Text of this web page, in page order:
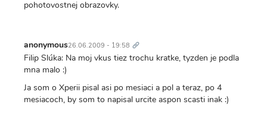
pohotovostnej obrazovky.
anonymous26.06.2009 - 19:58 odkaz
Filip Slúka: Na moj vkus tiez trochu kratke, tyzden je podla
mna malo :)
Ja som o Xperii pisal asi po mesiaci a pol a teraz, po 4
mesiacoch, by som to napisal urcite aspon scasti inak :)